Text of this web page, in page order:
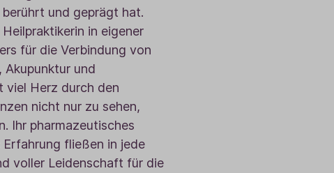
und geprägt hat.
in eigener
für die Verbindung von
und
viel Herz durch den
nicht nur zu sehen,
Ihr pharmazeutisches
fließen in jede
voller Leidenschaft für die